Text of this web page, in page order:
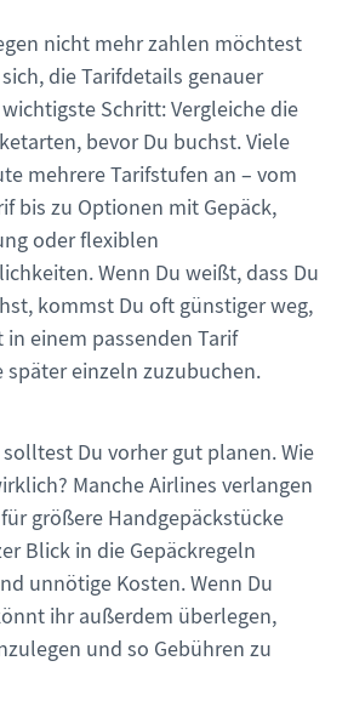
nicht mehr zahlen möchtest
die Tarifdetails genauer
Schritt: Vergleiche die
bevor Du buchst. Viele
mehrere Tarifstufen an – vom
bis zu Optionen mit Gepäck,
oder flexiblen
Wenn Du weißt, dass Du
kommst Du oft günstiger weg,
einem passenden Tarif
einzeln zuzubuchen.
solltest Du vorher gut planen. Wie
Manche Airlines verlangen
größere Handgepäckstücke
Blick in die Gepäckregeln
unnötige Kosten. Wenn Du
ihr außerdem überlegen,
und so Gebühren zu